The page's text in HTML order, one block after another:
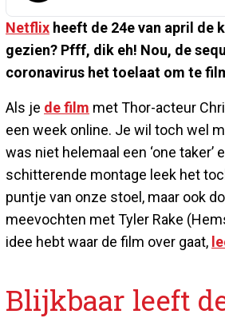
Netflix heeft de 24e van april de
gezien? Pfff, dik eh! Nou, de
coronavirus het toelaat om te
Als je de film met Thor-acteur
een week online. Je wil toch wel
was niet helemaal een ‘one
schitterende montage leek het
puntje van onze stoel, maar ook
meevochten met Tyler Rake
idee hebt waar de film over gaat,
Blijkbaar leeft